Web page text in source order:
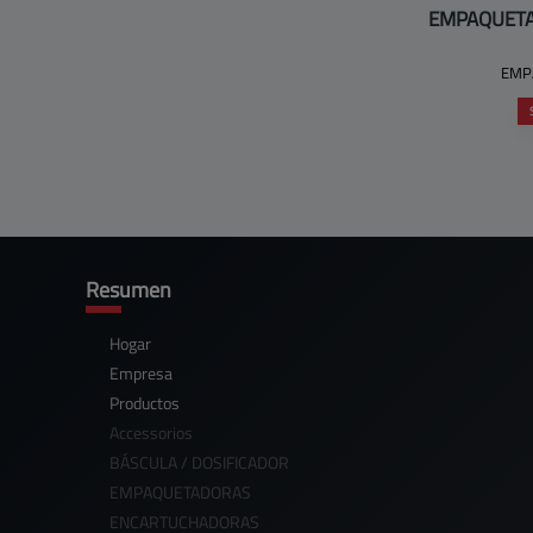
Resumen
Hogar
Empresa
Productos
Accessorios
BÁSCULA / DOSIFICADOR
EMPAQUETADORAS
ENCARTUCHADORAS